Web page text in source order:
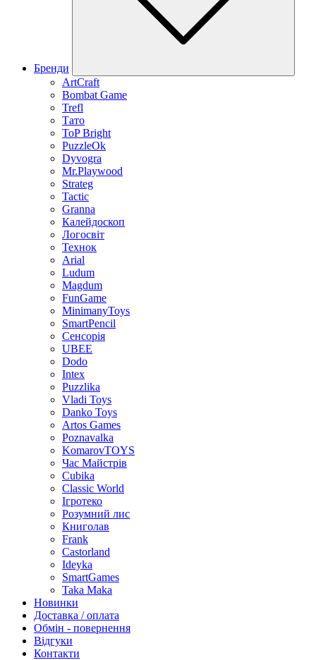
Бренди
ArtCraft
Bombat Game
Trefl
Тато
ToP Bright
PuzzleOk
Dyvogra
Mr.Playwood
Strateg
Tactic
Granna
Калейдоскоп
Логосвіт
Технок
Arial
Ludum
Magdum
FunGame
MinimanyToys
SmartPencil
Сенсорія
UBEE
Dodo
Intex
Puzzlika
Vladi Toys
Danko Toys
Artos Games
Poznavalka
KomarovTOYS
Час Майстрів
Cubika
Classic World
Ігротеко
Розумний лис
Книголав
Frank
Castorland
Ideyka
SmartGames
Taka Maka
Новинки
Доставка / оплата
Обмін - повернення
Відгуки
Контакти